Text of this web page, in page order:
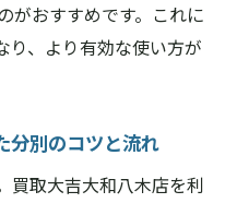
利用した廃棄ゼロを
吉大和八木店の活用
する買取大吉大和八
がおすすめです。これに
り、より有効な使い方が
分別のコツと流れ
買取大吉大和八木店を利